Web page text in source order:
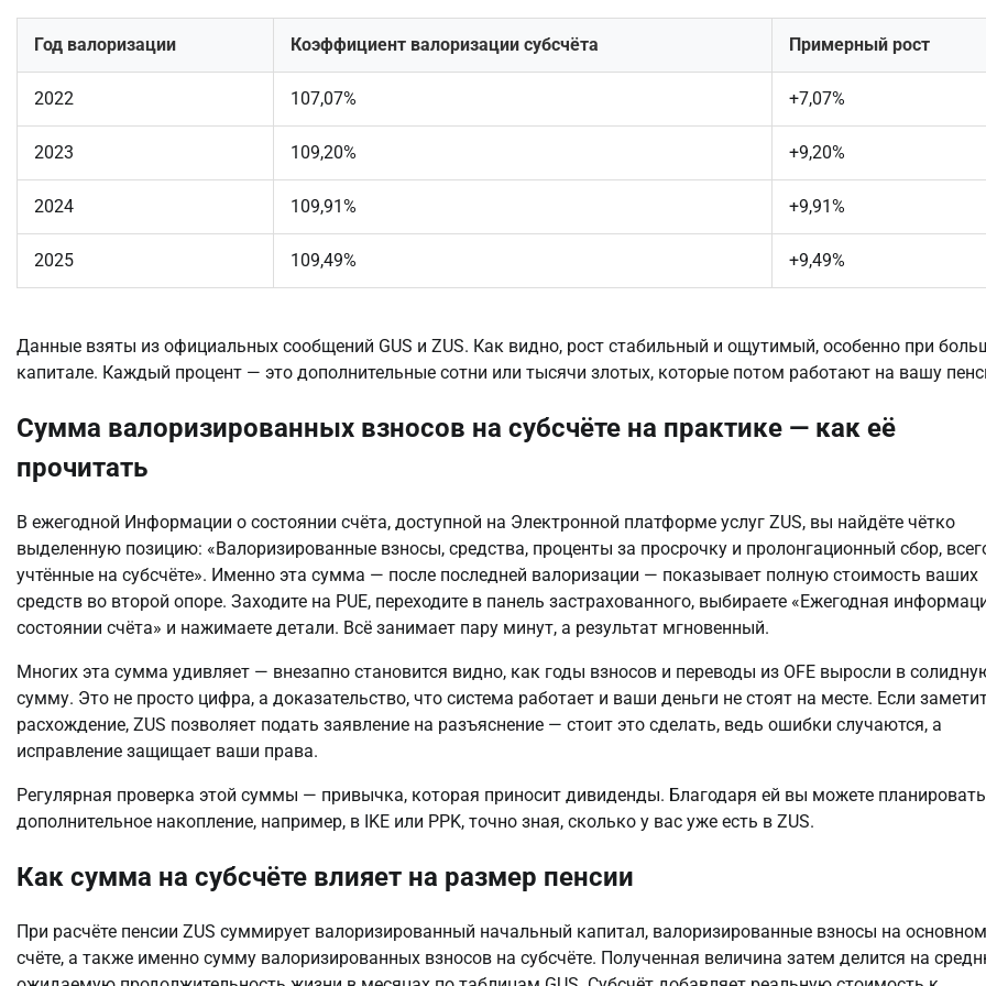
Год валоризации Коэффициент валоризации субсчёта Примерный рост
2022 107,07% +7,07%
2023 109,20% +9,20%
2024 109,91% +9,91%
2025 109,49% +9,49%
Данные взяты из официальных сообщений GUS и ZUS. Как видно, рост стабильный и ощутимый, особенно при
капитале. Каждый процент — это дополнительные сотни или тысячи злотых, которые потом работают на вашу
Сумма валоризированных взносов на субсчёте на практике — как её
прочитать
В ежегодной Информации о состоянии счёта, доступной на Электронной платформе услуг ZUS, вы найдёте чётко
выделенную позицию: «Валоризированные взносы, средства, проценты за просрочку и пролонгационный сбор,
учтённые на субсчёте». Именно эта сумма — после последней валоризации — показывает полную стоимость ваших
средств во второй опоре. Заходите на PUE, переходите в панель застрахованного, выбираете «Ежегодная
состоянии счёта» и нажимаете детали. Всё занимает пару минут, а результат мгновенный.
Многих эта сумма удивляет — внезапно становится видно, как годы взносов и переводы из OFE выросли в
сумму. Это не просто цифра, а доказательство, что система работает и ваши деньги не стоят на месте. Если
расхождение, ZUS позволяет подать заявление на разъяснение — стоит это сделать, ведь ошибки случаются, а
исправление защищает ваши права.
Регулярная проверка этой суммы — привычка, которая приносит дивиденды. Благодаря ей вы можете планировать
дополнительное накопление, например, в IKE или PPK, точно зная, сколько у вас уже есть в ZUS.
Как сумма на субсчёте влияет на размер пенсии
При расчёте пенсии ZUS суммирует валоризированный начальный капитал, валоризированные взносы на основном
счёте, а также именно сумму валоризированных взносов на субсчёте. Полученная величина затем делится на